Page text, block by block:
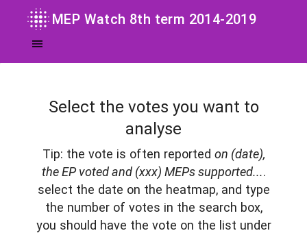
MEP Watch 8th term 2014-2019
Select the votes you want to
analyse
Tip: the vote is often reported on (date),
the EP voted and (xxx) MEPs supported....
select the date on the heatmap, and type
the number of votes in the search box,
you should have the vote on the list under